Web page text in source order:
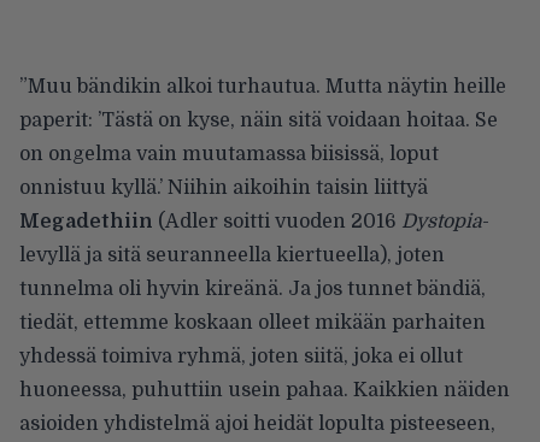
”Muu bändikin alkoi turhautua. Mutta näytin heille
paperit: ’Tästä on kyse, näin sitä voidaan hoitaa. Se
on ongelma vain muutamassa biisissä, loput
onnistuu kyllä.’ Niihin aikoihin taisin liittyä
Megadethiin (Adler soitti vuoden 2016 Dystopia-
levyllä ja sitä seuranneella kiertueella), joten
tunnelma oli hyvin kireänä. Ja jos tunnet bändiä,
tiedät, ettemme koskaan olleet mikään parhaiten
yhdessä toimiva ryhmä, joten siitä, joka ei ollut
huoneessa, puhuttiin usein pahaa. Kaikkien näiden
asioiden yhdistelmä ajoi heidät lopulta pisteeseen,